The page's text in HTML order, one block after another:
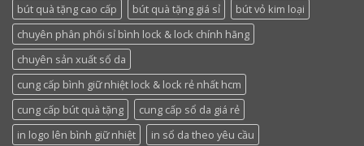
bút quà tặng cao cấp
bút quà tặng giá sỉ
bút vỏ kim loại
chuyên phân phối sỉ bình lock & lock chính hãng
chuyên sản xuất sổ da
cung cấp bình giữ nhiệt lock & lock rẻ nhất hcm
cung cấp bút quà tặng
cung cấp sổ da giá rẻ
in logo lên bình giữ nhiệt
in sổ da theo yêu cầu